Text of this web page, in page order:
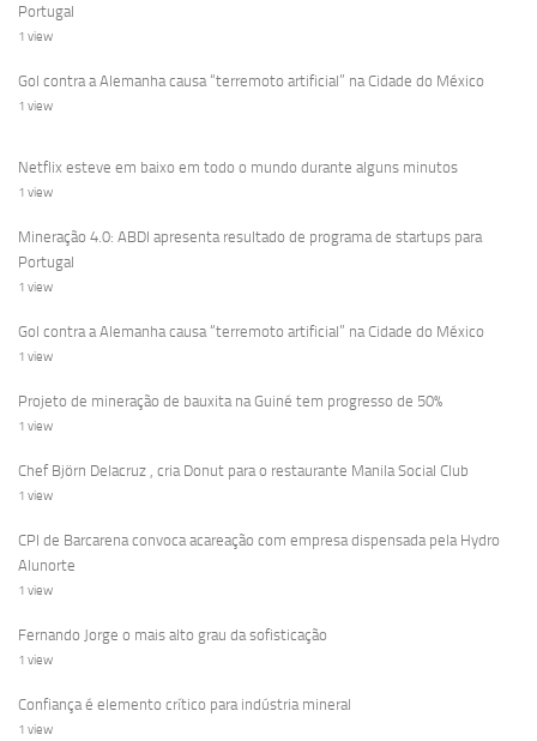
Portugal
1 view
Gol contra a Alemanha causa “terremoto artificial” na Cidade do México
1 view
Netflix esteve em baixo em todo o mundo durante alguns minutos
1 view
Mineração 4.0: ABDI apresenta resultado de programa de startups para
Portugal
1 view
Gol contra a Alemanha causa “terremoto artificial” na Cidade do México
1 view
Projeto de mineração de bauxita na Guiné tem progresso de 50%
1 view
Chef Björn Delacruz , cria Donut para o restaurante Manila Social Club
1 view
CPI de Barcarena convoca acareação com empresa dispensada pela Hydro
Alunorte
1 view
Fernando Jorge o mais alto grau da sofisticação
1 view
Confiança é elemento crítico para indústria mineral
1 view